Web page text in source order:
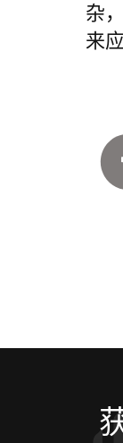
杂
来